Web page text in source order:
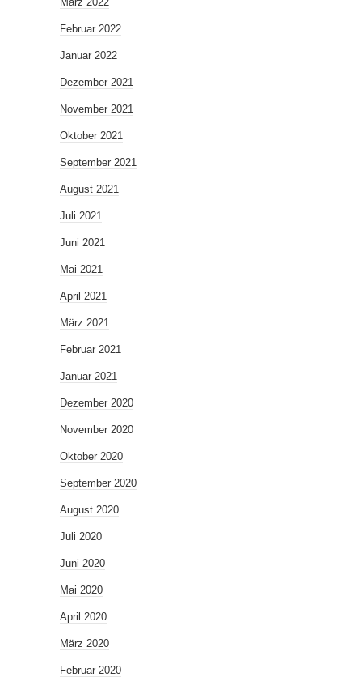
Februar 2022
Januar 2022
Dezember 2021
November 2021
Oktober 2021
September 2021
August 2021
Juli 2021
Juni 2021
Mai 2021
April 2021
März 2021
Februar 2021
Januar 2021
Dezember 2020
November 2020
Oktober 2020
September 2020
August 2020
Juli 2020
Juni 2020
Mai 2020
April 2020
März 2020
Februar 2020